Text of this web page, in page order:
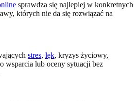
sprawdza się najlepiej w konkretnych
których nie da się rozwiązać na
stres, lęk, kryzys życiowy,
wsparcia lub oceny sytuacji bez